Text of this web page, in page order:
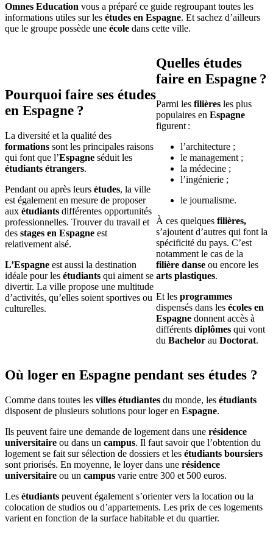
Omnes Education vous a préparé ce guide regroupant toutes les
informations utiles sur les études en Espagne. Et sachez d’ailleurs
que le groupe possède une école dans cette ville.
Pourquoi faire ses études
en Espagne ?
La diversité et la qualité des
formations sont les principales raisons
qui font que l’Espagne séduit les
étudiants étrangers.
Pendant ou après leurs études, la ville
est également en mesure de proposer
aux étudiants différentes opportunités
professionnelles. Trouver du travail et
des stages en Espagne est
relativement aisé.
L’Espagne est aussi la destination
idéale pour les étudiants qui aiment se
divertir. La ville propose une multitude
d’activités, qu’elles soient sportives ou
culturelles.
Quelles études
faire en Espagne ?
Parmi lesfilièresles plus
populaires enEspagne
figurent :
l’architecture ;
le management ;
la médecine ;
l’ingénierie ;
le journalisme.
À ces quelquesfilières,
s’ajoutent d’autres qui font la
spécificité du pays. C’est
notamment le cas de la
filière danse ou encore les
arts plastiques.
Et lesprogrammes
dispensés dans lesécoles en
Espagnedonnent accès à
différentsdiplômes qui vont
duBachelorauDoctorat.
Où loger en Espagne pendant ses études ?
Comme dans toutes les villes étudiantes du monde, les étudiants
disposent de plusieurs solutions pour loger en Espagne.
Ils peuvent faire une demande de logement dans une résidence
universitaire ou dans un campus. Il faut savoir que l’obtention du
logement se fait sur sélection de dossiers et les étudiants boursiers
sont priorisés. En moyenne, le loyer dans une résidence
universitaire ou un campus varie entre 300 et 500 euros.
Les étudiants peuvent également s’orienter vers la location ou la
colocation de studios ou d’appartements. Les prix de ces logements
varient en fonction de la surface habitable et du quartier.